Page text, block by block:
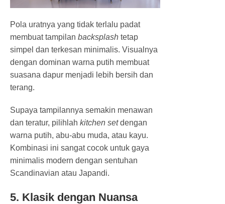
Pola uratnya yang tidak terlalu padat
membuat tampilan backsplash tetap
simpel dan terkesan minimalis. Visualnya
dengan dominan warna putih membuat
suasana dapur menjadi lebih bersih dan
terang.
Supaya tampilannya semakin menawan
dan teratur, pilihlah kitchen setdengan
warna putih, abu-abu muda, atau kayu.
Kombinasi ini sangat cocok untuk gaya
minimalis modern dengan sentuhan
Scandinavian atau Japandi.
5. Klasik dengan Nuansa